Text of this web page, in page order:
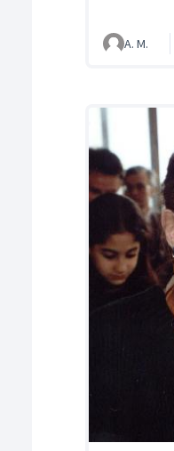
A. M.